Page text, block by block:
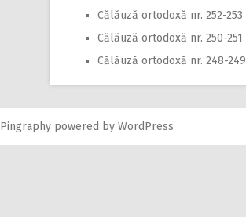
Călăuză ortodoxă nr. 252-253
Călăuză ortodoxă nr. 250-251
Călăuză ortodoxă nr. 248-249
Pingraphy powered by WordPress